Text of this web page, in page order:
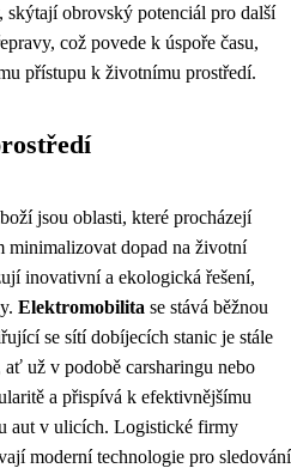
skýtají obrovský potenciál pro další
což povede k úspoře času,
přístupu k životnímu prostředí.
jsou oblasti, které procházejí
minimalizovat dopad na životní
inovativní a ekologická řešení,
Elektromobilita se stává běžnou
se sítí dobíjecích stanic je stále
ať už v podobě carsharingu nebo
a přispívá k efektivnějšímu
aut v ulicích. Logistické firmy
moderní technologie pro sledování